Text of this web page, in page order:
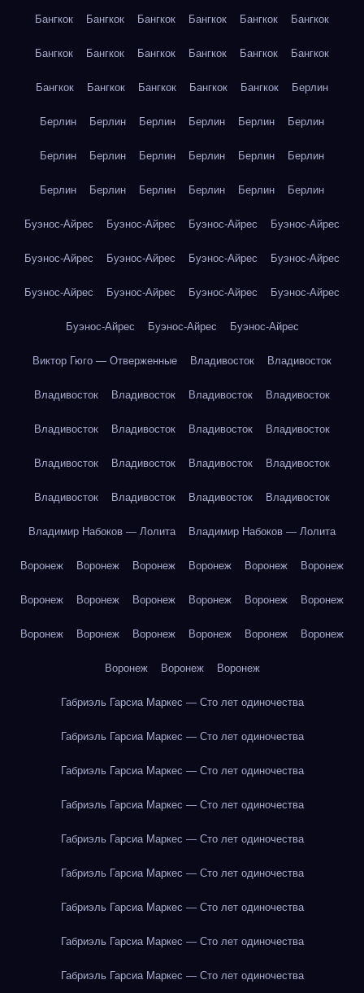
Бангкок Бангкок Бангкок Бангкок Бангкок Бангкок
Бангкок Бангкок Бангкок Бангкок Бангкок Бангкок
Бангкок Бангкок Бангкок Бангкок Бангкок Берлин
Берлин Берлин Берлин Берлин Берлин Берлин
Берлин Берлин Берлин Берлин Берлин Берлин
Берлин Берлин Берлин Берлин Берлин Берлин
Буэнос-Айрес Буэнос-Айрес Буэнос-Айрес Буэнос-Айрес
Буэнос-Айрес Буэнос-Айрес Буэнос-Айрес Буэнос-Айрес
Буэнос-Айрес Буэнос-Айрес Буэнос-Айрес Буэнос-Айрес
Буэнос-Айрес Буэнос-Айрес Буэнос-Айрес
Виктор Гюго — Отверженные Владивосток Владивосток
Владивосток Владивосток Владивосток Владивосток
Владивосток Владивосток Владивосток Владивосток
Владивосток Владивосток Владивосток Владивосток
Владивосток Владивосток Владивосток Владивосток
Владимир Набоков — Лолита Владимир Набоков — Лолита
Воронеж Воронеж Воронеж Воронеж Воронеж Воронеж
Воронеж Воронеж Воронеж Воронеж Воронеж Воронеж
Воронеж Воронеж Воронеж Воронеж Воронеж Воронеж
Воронеж Воронеж Воронеж
Габриэль Гарсиа Маркес — Сто лет одиночества
Габриэль Гарсиа Маркес — Сто лет одиночества
Габриэль Гарсиа Маркес — Сто лет одиночества
Габриэль Гарсиа Маркес — Сто лет одиночества
Габриэль Гарсиа Маркес — Сто лет одиночества
Габриэль Гарсиа Маркес — Сто лет одиночества
Габриэль Гарсиа Маркес — Сто лет одиночества
Габриэль Гарсиа Маркес — Сто лет одиночества
Габриэль Гарсиа Маркес — Сто лет одиночества